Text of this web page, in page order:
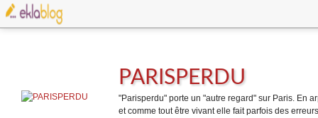
PARISPERDU
"Parisperdu" porte un "autre regard" sur Paris. En
et comme tout être vivant elle fait parfois des